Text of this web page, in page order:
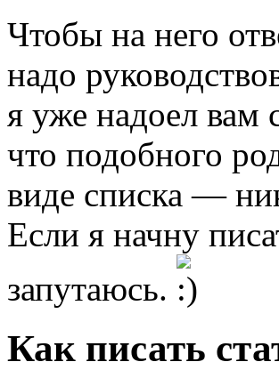
Чтобы на него
надо
я уже надоел вам
что подобного
виде списка —
Если я начну
запутаюсь.
Как писать